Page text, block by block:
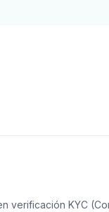
verificación KYC